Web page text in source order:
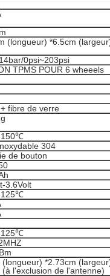
(longueur) *6.5cm
0psi~203psi
TPMS POUR 6 wheeels
fibre de verre
304
de bouton
3.6Volt
(longueur) *2.73cm
(à l'exclusion de l'antenne)